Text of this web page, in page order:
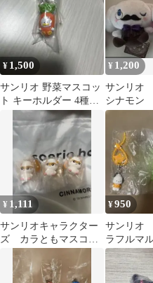
¥ 1,500
サンリオ 野菜マスコッ
ト キーホルダー 4種セ
¥ 1,200
サンリオ
シナモン
セット
¥ 1,111
サンリオキャラクター
ズ カラともマスコッ
ン 3点セット
¥950
サンリオ
ラフルマ
ム 3個セ